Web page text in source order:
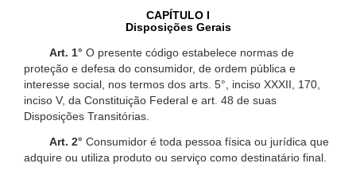
CAPÍTULO I
Disposições Gerais
Art. 1° O presente código estabelece normas de
proteção e defesa do consumidor, de ordem pública e
interesse social, nos termos dos arts. 5°, inciso XXXII, 170,
inciso V, da Constituição Federal e art. 48 de suas
Disposições Transitórias.
Art. 2° Consumidor é toda pessoa física ou jurídica que
adquire ou utiliza produto ou serviço como destinatário final.